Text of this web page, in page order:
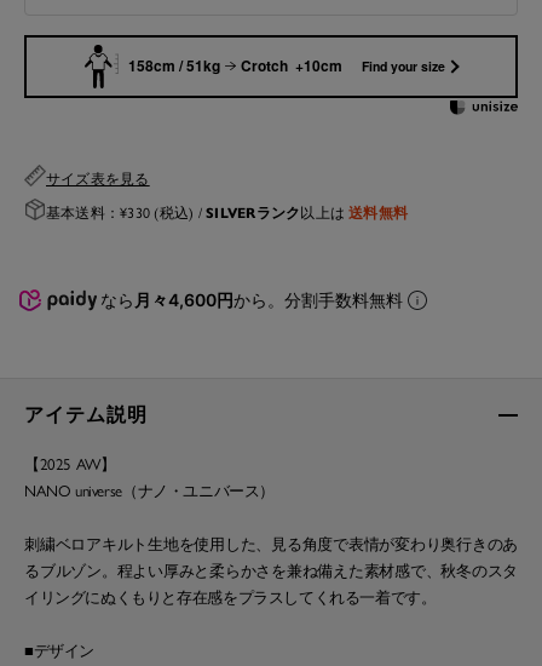
アイテム説明
【2025 AW】
NANO universe（ナノ・ユニバース）
刺繍ベロアキルト生地を使用した、見る角度で表情が変わり奥行きのあ
るブルゾン。程よい厚みと柔らかさを兼ね備えた素材感で、秋冬のスタ
イリングにぬくもりと存在感をプラスしてくれる一着です。
■デザイン
158cm / 51kg Crotch +10cm Find your size
サイズ表を見る
基本送料：¥330 (税込) /SILVERランク 以上は送料無料
なら 月々4,600円から。分割手数料無料